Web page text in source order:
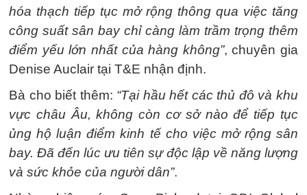
hóa thạch tiếp tục mở rộng thông qua việc tăng
công suất sân bay chỉ càng làm trầm trọng thêm
điểm yếu lớn nhất của hàng không”, chuyên gia
Denise Auclair tại T&E nhận định.
Bà cho biết thêm: “Tại hầu hết các thủ đô và khu
vực châu Âu, không còn cơ sở nào để tiếp tục
ủng hộ luận điểm kinh tế cho việc mở rộng sân
bay. Đã đến lúc ưu tiên sự độc lập về năng lượng
và sức khỏe của người dân”.